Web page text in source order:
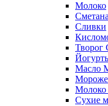
Молоко
Сметана
Сливки
Творог
Масло
Молоко
Сухие